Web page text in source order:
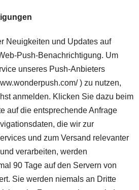
Neuigkeiten und Updates auf
Push-Benachrichtigung. Um
unseres Push-Anbieters
) zu nutzen,
anmelden. Klicken Sie dazu beim
auf die entsprechende Anfrage
die wir zur
und zum Versand relevanter
verarbeiten, werden
90 Tage auf den Servern von
Sie werden niemals an Dritte